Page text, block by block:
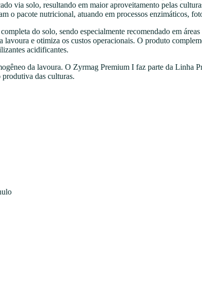
via solo, resultando em maior aproveitamento pelas
pacote nutricional, atuando em processos enzimáticos,
do solo, sendo especialmente recomendado em
e otimiza os custos operacionais. O produto
acidificantes.
da lavoura. O Zyrmag Premium I faz parte da Linha
das culturas.